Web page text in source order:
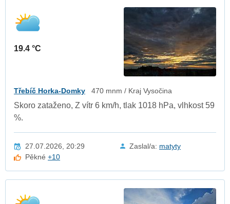
19.4 °C
Třebíč Horka-Domky 470 mnm / Kraj Vysočina
Skoro zataženo, Z vítr 6 km/h, tlak 1018 hPa, vlhkost 59
%.
27.07.2026, 20:29 Zaslal/a: matyty
Pěkné+10